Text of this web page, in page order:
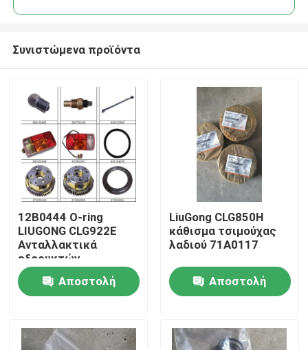
Αρχική Σελίδα
Προϊόντα
Σχετικά με εμάς
Συνιστώμενα προϊόντα
12Β0444 Ο-ring
LIUGONG CLG922E
Ανταλλακτικά
εξορυκτών
Αποστολή
LiuGong CLG850H
κάθισμα τσιμούχας
λαδιού 71A0117
Αποστολή